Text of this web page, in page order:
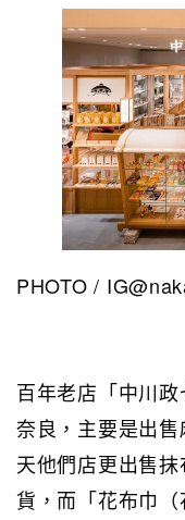
PHOTO /
百年老店「中川
奈良，主要是出
天他們店更出售
貨，而「花布巾